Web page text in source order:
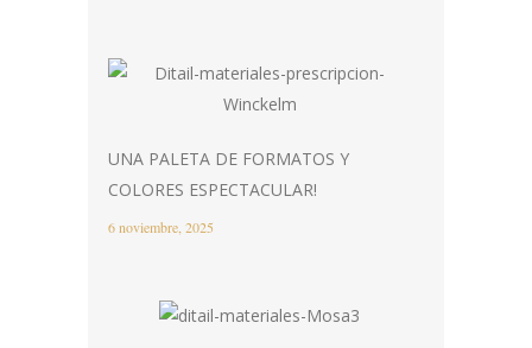
UNA PALETA DE FORMATOS Y
COLORES ESPECTACULAR!
6 noviembre, 2025